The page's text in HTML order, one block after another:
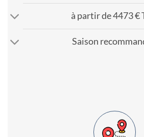
à partir de 4473 €
Saison